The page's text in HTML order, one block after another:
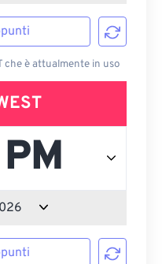
che è attualmente in uso